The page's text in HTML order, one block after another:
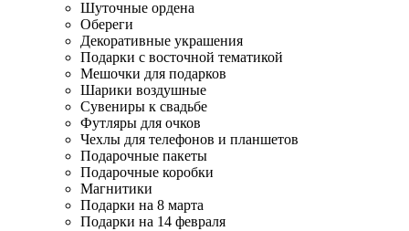
Шуточные ордена
Обереги
Декоративные украшения
Подарки с восточной тематикой
Мешочки для подарков
Шарики воздушные
Сувениры к свадьбе
Футляры для очков
Чехлы для телефонов и планшетов
Подарочные пакеты
Подарочные коробки
Магнитики
Подарки на 8 марта
Подарки на 14 февраля